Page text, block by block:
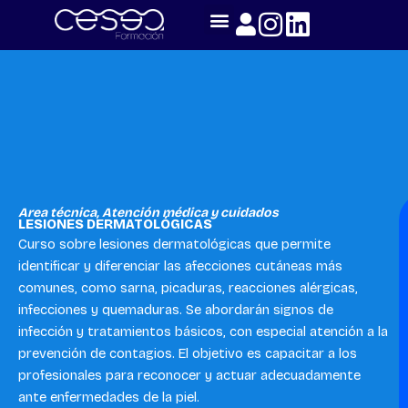
content
Area técnica,Atención médica y cuidados
LESIONES DERMATOLÓGICAS
Curso sobre lesiones dermatológicas que permite
identificar y diferenciar las afecciones cutáneas más
comunes, como sarna, picaduras, reacciones alérgicas,
infecciones y quemaduras. Se abordarán signos de
infección y tratamientos básicos, con especial atención a la
prevención de contagios. El objetivo es capacitar a los
profesionales para reconocer y actuar adecuadamente
ante enfermedades de la piel.